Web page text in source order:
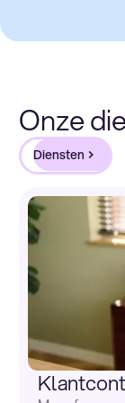
Onze
Diensten